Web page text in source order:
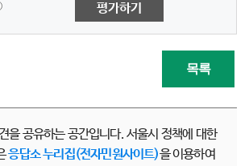
평가하기
목록
을 공유하는 공간입니다. 서울시 정책에 대한
응답소 누리집(전자민원사이트)을 이용하여